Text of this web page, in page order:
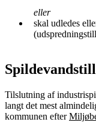
eller
skal udledes
Tilslutning af
langt det mest
kommunen efter